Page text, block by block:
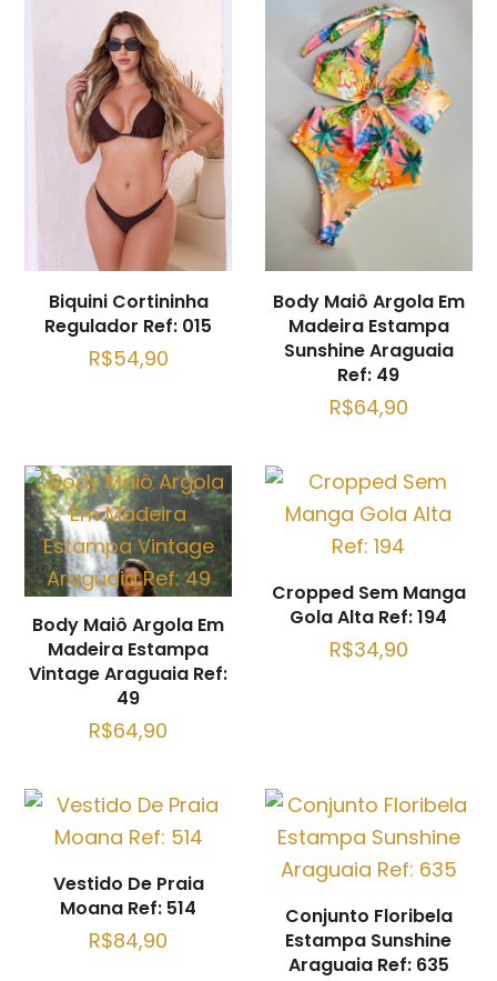
Biquini Cortininha
Regulador Ref: 015
R$54,90
Body Maiô Argola Em
Madeira Estampa
Sunshine Araguaia
Ref: 49
R$64,90
Body Maiô Argola Em
Madeira Estampa
Vintage Araguaia Ref:
49
R$64,90
Cropped Sem Manga
Gola Alta Ref: 194
R$34,90
Vestido De Praia
Moana Ref: 514
R$84,90
Conjunto Floribela
Estampa Sunshine
Araguaia Ref: 635